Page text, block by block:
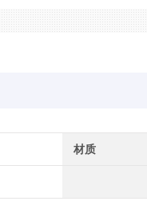
材质